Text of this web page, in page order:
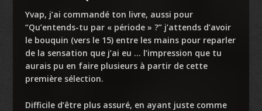
Yvap, j’ai commandé ton livre, aussi pour
“Qu’entends-tu par « période » ?” j’attends d’avoir
le bouquin (vers le 15) entre les mains pour reparler
de la sensation que j’ai eu … l’impression que tu
aurais pu en faire plusieurs à partir de cette
première sélection.
Difficile d’être plus assuré, en ayant juste comme